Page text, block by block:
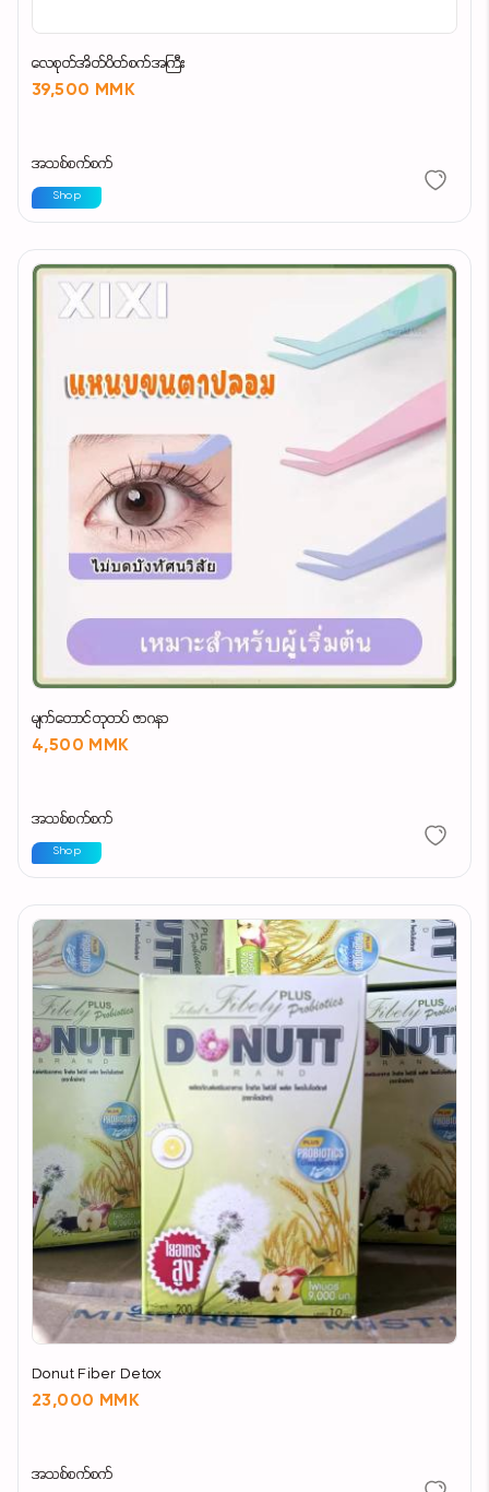
လေစုတ်အိတ်ပိတ်စက်အကြီး
39,500 MMK
အသစ်စက်စက်
Shop
မျက်တောင်တုတပ် ဇာဂနာ
4,500 MMK
အသစ်စက်စက်
Shop
Donut Fiber Detox
23,000 MMK
အသစ်စက်စက်